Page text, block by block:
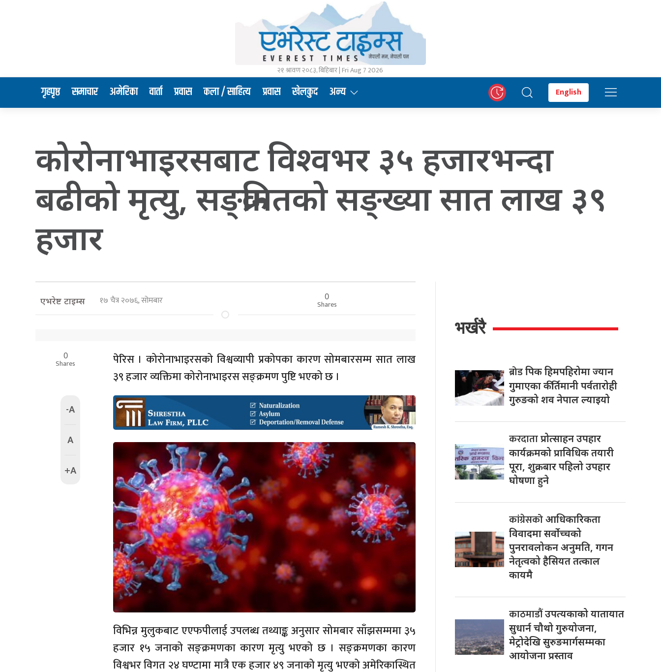
२१ श्रावण २०८३, बिहिबार | Fri Aug 7 2026
गृहपृष्ठ समाचार अमेरिका वार्ता प्रवास कला / साहित्य प्रवास खेलकुद अन्य English
कोरोनाभाइरसबाट विश्वभर ३५ हजारभन्दा
बढीको मृत्यु, सङ्क्रमितको सङ्ख्या सात लाख ३९
हजार
एभरेष्ट टाइम्स १७ चैत्र २०७६, सोमबार 0
Shares
0
Shares
-A
A
+A
पेरिस । कोरोनाभाइरसको विश्वव्यापी प्रकोपका कारण सोमबारसम्म सात लाख
३९ हजार व्यक्तिमा कोरोनाभाइरस सङ्क्रमण पुष्टि भएको छ ।
विभिन्न मुलुकबाट एएफपीलाई उपलब्ध तथ्याङ्क अनुसार सोमबार साँझसम्ममा ३५
हजार १५ जनाको सङ्क्रमणका कारण मृत्यु भएको छ । सङ्क्रमणका कारण
विश्वभर विगत २४ घण्टामा मात्रै एक हजार ४९ जनाको मृत्यु भएको अमेरिकास्थित
भर्खरै
ब्रोडपिक हिमपहिरोमा ज्यान
गुमाएका कीर्तिमानी पर्वतारोही
गुरुङको शव नेपाल ल्याइयो
करदाताप्रोत्साहन उपहार
कार्यक्रमको प्राविधिक तयारी
पूरा, शुक्रबार पहिलो उपहार
घोषणा हुने
कांग्रेसकोआधिकारिकता
विवादमा सर्वोच्चको
पुनरावलोकन अनुमति, गगन
नेतृत्वको हैसियत तत्काल
कायमै
काठमाडौंउपत्यकाको यातायात
सुधार्न चौथो गुरुयोजना,
मेट्रोदेखि सुरुङमार्गसम्मका
आयोजना प्रस्ताव